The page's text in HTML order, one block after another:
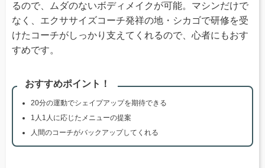
るので、ムダのないボディメイクが可能。マシンだけで
なく、エクササイズコーチ発祥の地・シカゴで研修を受
けたコーチがしっかり支えてくれるので、心者にもおす
すめです。
おすすめポイント！
20分の運動でシェイプアップを期待できる
1人1人に応じたメニューの提案
人間のコーチがバックアップしてくれる